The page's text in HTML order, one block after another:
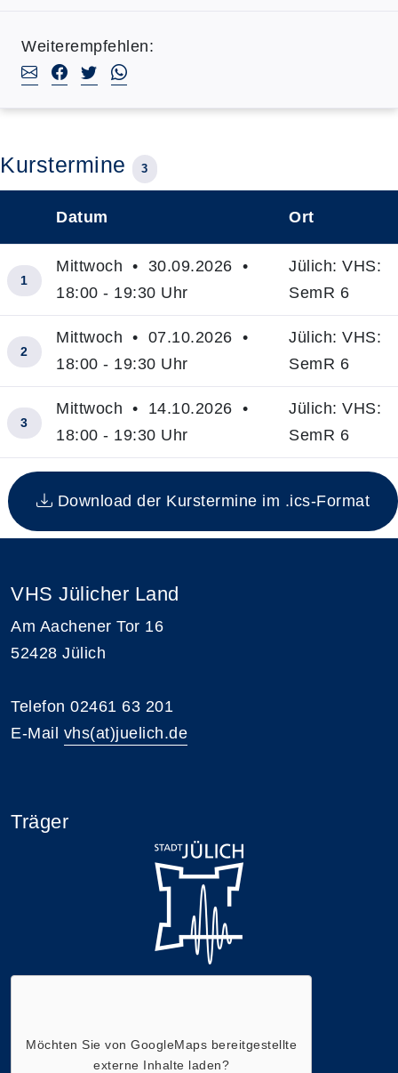
Weiterempfehlen:
Kurstermine 3
Insgesamt gibt es 3 Termine zum diesen Kurs
Datum Ort
1
Mittwoch • 30.09.2026 •
18:00 - 19:30 Uhr
Jülich: VHS:
SemR 6
2
Mittwoch • 07.10.2026 •
18:00 - 19:30 Uhr
Jülich: VHS:
SemR 6
3
Mittwoch • 14.10.2026 •
18:00 - 19:30 Uhr
Jülich: VHS:
SemR 6
Download der Kurstermine im .ics-Format
VHS Jülicher Land
Am Aachener Tor 16
52428 Jülich
Telefon 02461 63 201
E-Mail vhs(at)juelich.de
Träger
Möchten Sie vonGoogleMaps bereitgestellte
externe Inhalte laden?